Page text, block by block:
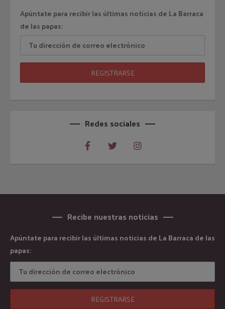
Apúntate para recibir las últimas noticias de La Barraca
de las papas:
Redes sociales
Recibe nuestras noticias
Apúntate para recibir las últimas noticias de La Barraca de las
papas: